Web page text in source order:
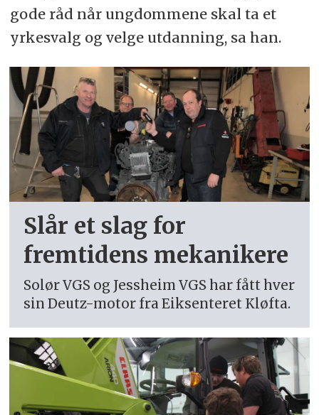
gode råd når ungdommene skal ta et
yrkesvalg og velge utdanning, sa han.
Slår et slag for
fremtidens mekanikere
Solør VGS og Jessheim VGS har fått hver
sin Deutz-motor fra Eiksenteret Kløfta.